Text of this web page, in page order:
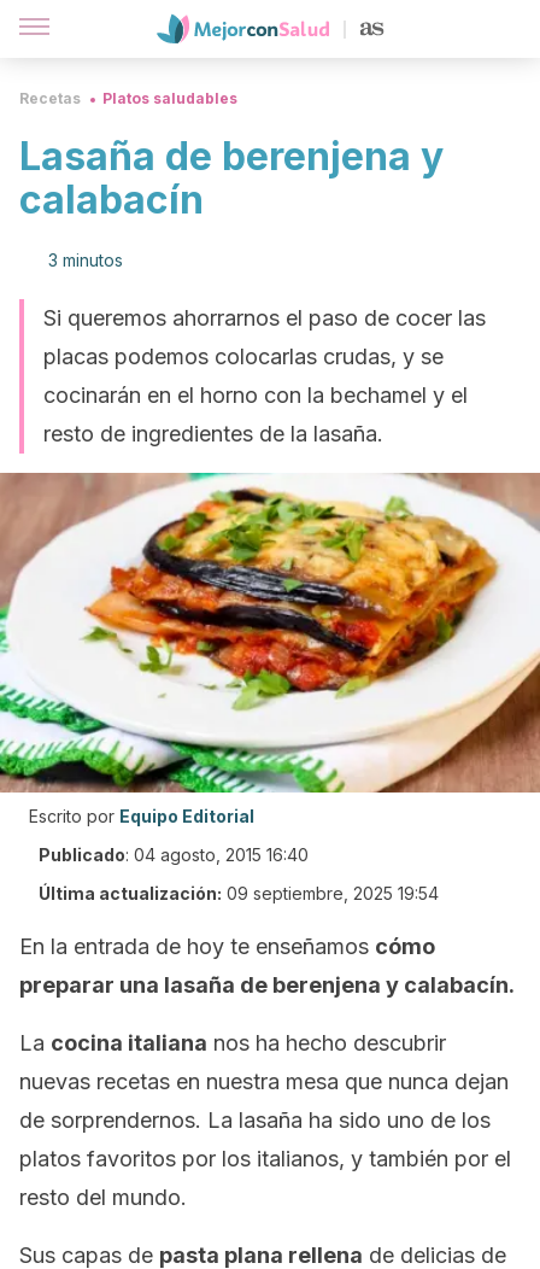
Recetas Platos saludables
Lasaña de berenjena y
calabacín
3 minutos
Si queremos ahorrarnos el paso de cocer las
placas podemos colocarlas crudas, y se
cocinarán en el horno con la bechamel y el
resto de ingredientes de la lasaña.
Escrito por Equipo Editorial
Publicado: 04 agosto, 2015 16:40
Última actualización: 09 septiembre, 2025 19:54
En la entrada de hoy te enseñamos cómo
preparar una lasaña de berenjena y calabacín.
La cocina italiana nos ha hecho descubrir
nuevas recetas en nuestra mesa que nunca dejan
de sorprendernos. La lasaña ha sido uno de los
platos favoritos por los italianos, y también por el
resto del mundo.
Sus capas de pasta plana rellena de delicias de